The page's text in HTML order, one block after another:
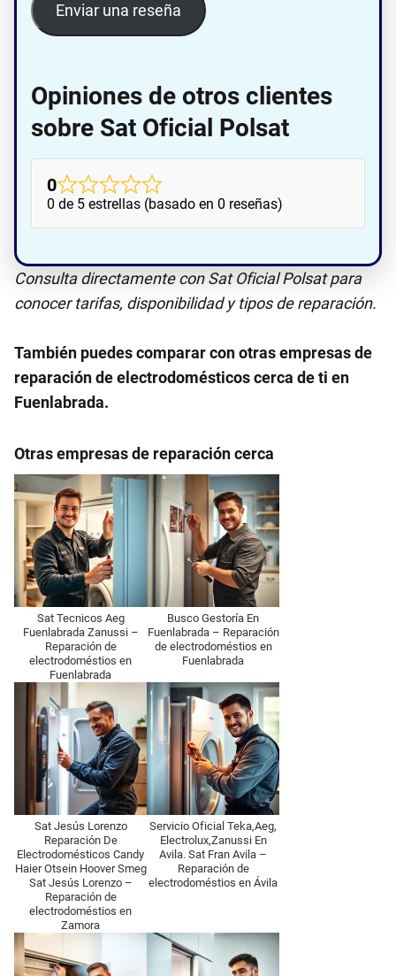
Enviar una reseña
Opiniones de otros clientes
sobre Sat Oficial Polsat
0
0 de 5 estrellas (basado en 0 reseñas)
Consulta directamente con Sat Oficial Polsat para
conocer tarifas, disponibilidad y tipos de reparación.
También puedes comparar con otras empresas de
reparación de electrodomésticos cerca de ti en
Fuenlabrada.
Otras empresas de reparación cerca
Sat Tecnicos Aeg
Fuenlabrada Zanussi –
Reparación de
electrodoméstios en
Fuenlabrada
Busco Gestoría En
Fuenlabrada – Reparación
de electrodoméstios en
Fuenlabrada
Sat Jesús Lorenzo
Reparación De
Electrodomésticos Candy
Haier Otsein Hoover Smeg
Sat Jesús Lorenzo –
Reparación de
electrodoméstios en
Zamora
Servicio Oficial Teka,Aeg,
Electrolux,Zanussi En
Avila. Sat Fran Avila –
Reparación de
electrodoméstios en Ávila‎